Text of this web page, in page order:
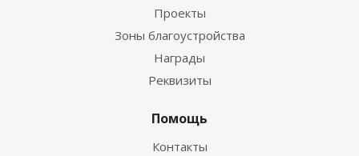
Проекты
Зоны благоустройства
Награды
Реквизиты
Помощь
Контакты